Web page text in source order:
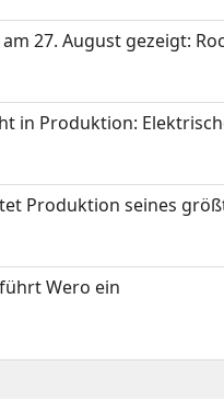
am 27. August gezeigt:
in Produktion:
Produktion seines
Wero ein